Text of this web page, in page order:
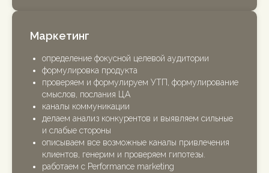
Маркетинг
определение фокусной целевой аудитории
формулировка продукта
проверяем и формулируем УТП, формулирование
смыслов, послания ЦА
каналы коммуникации
делаем анализ конкурентов и выявляем сильные
и слабые стороны
описываем все возможные каналы привлечения
клиентов, генерим и проверяем гипотезы.
работаем с Performance marketing